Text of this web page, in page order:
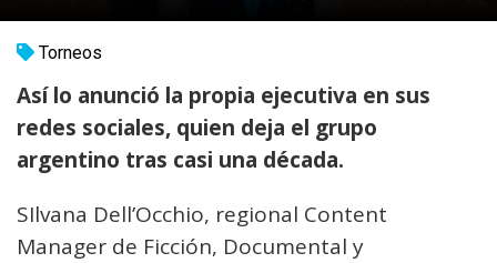
Torneos
Así lo anunció la propia ejecutiva en sus
redes sociales, quien deja el grupo
argentino tras casi una década.
SIlvana Dell’Occhio, regional Content
Manager de Ficción, Documental y